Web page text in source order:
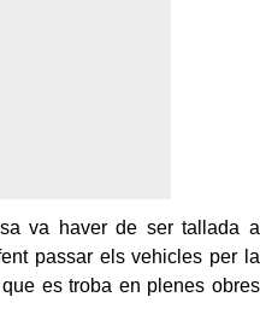
va haver de ser tallada a
passar els vehicles per la
es troba en plenes obres